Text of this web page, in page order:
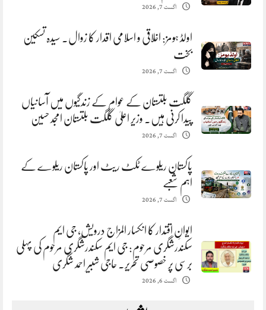
اگست 7, 2026
اولڈ ہومز: اخلاقی و اسلامی اقدار کا زوال. سیدہ تسکین
بخت
اگست 7, 2026
گلگت بلتستان کے عوام کے زندگیوں میں آسانیاں
پیدا کرنی ہیں. وزیر اعلیٰ گلگت بلتستان امجد حسین
اگست 7, 2026
پاکستان ریلوے ٹکٹ ریٹ اور پاکستان ریلوے کے
اہم شعبے
اگست 7, 2026
ایوانِ اقتدار کا انکسار المزاج درویش، جی ایم
سکندرشگری مرحوم: جی ایم سکندرشگری مرحوم کی پہلی
برسی پر خصوصی تحریر. حاجی شبیر احمد شگری
اگست 6, 2026